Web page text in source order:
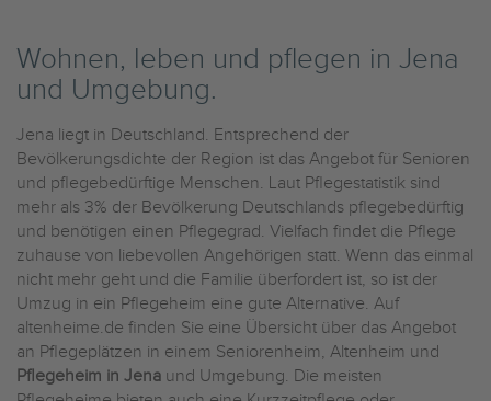
Wohnen, leben und pflegen in Jena
und Umgebung.
Jena liegt in Deutschland. Entsprechend der
Bevölkerungsdichte der Region ist das Angebot für Senioren
und pflegebedürftige Menschen. Laut Pflegestatistik sind
mehr als 3% der Bevölkerung Deutschlands pflegebedürftig
und benötigen einen Pflegegrad. Vielfach findet die Pflege
zuhause von liebevollen Angehörigen statt. Wenn das einmal
nicht mehr geht und die Familie überfordert ist, so ist der
Umzug in ein Pflegeheim eine gute Alternative. Auf
altenheime.de finden Sie eine Übersicht über das Angebot
an Pflegeplätzen in einem Seniorenheim, Altenheim und
Pflegeheim in Jena und Umgebung. Die meisten